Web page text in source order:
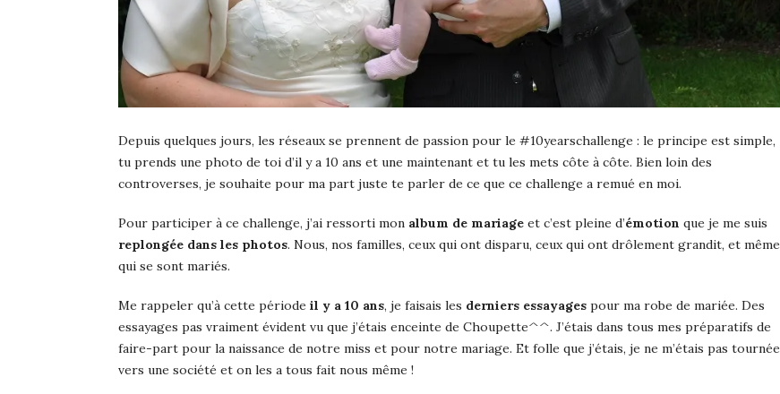
Depuis quelques jours, les réseaux se prennent de passion pour le #10yearschallenge : le principe est simple,
tu prends une photo de toi d’il y a 10 ans et une maintenant et tu les mets côte à côte. Bien loin des
controverses, je souhaite pour ma part juste te parler de ce que ce challenge a remué en moi.
Pour participer à ce challenge, j’ai ressorti mon album de mariage et c’est pleine d’émotion que je me suis
replongée dans les photos. Nous, nos familles, ceux qui ont disparu, ceux qui ont drôlement grandit, et même
qui se sont mariés.
Me rappeler qu’à cette période il y a 10 ans, je faisais les derniers essayages pour ma robe de mariée. Des
essayages pas vraiment évident vu que j’étais enceinte de Choupette^^. J’étais dans tous mes préparatifs de
faire-part pour la naissance de notre miss et pour notre mariage. Et folle que j’étais, je ne m’étais pas tournée
vers une société et on les a tous fait nous même !